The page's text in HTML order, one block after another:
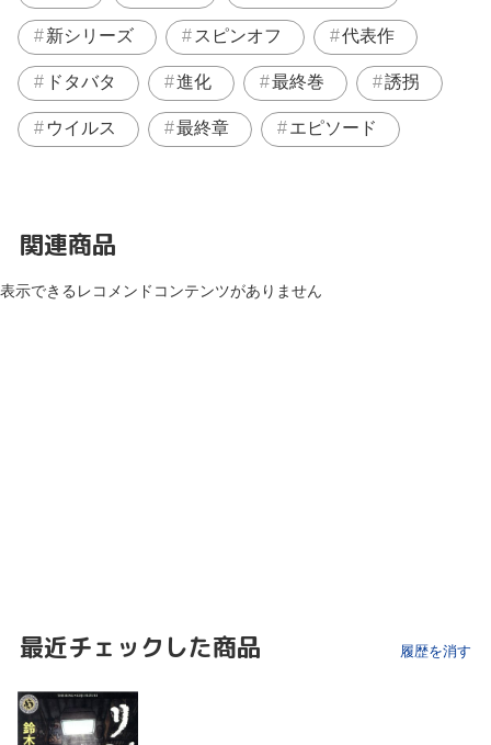
新シリーズ スピンオフ 代表作
ドタバタ 進化 最終巻 誘拐
ウイルス 最終章 エピソード
関連商品
表示できるレコメンドコンテンツがありません
最近チェックした商品 履歴を消す